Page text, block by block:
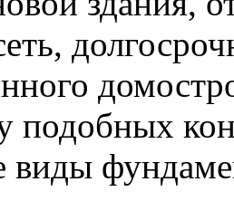
подобных
виды